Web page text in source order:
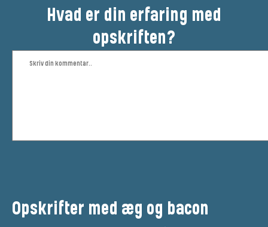
Hvad er din erfaring med
opskriften?
Opskrifter med æg og bacon